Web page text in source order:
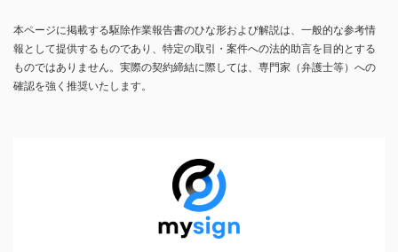
本ページに掲載する駆除作業報告書のひな形および解説は、一般的な参考情
報として提供するものであり、特定の取引・案件への法的助言を目的とする
ものではありません。実際の契約締結に際しては、専門家（弁護士等）への
確認を強く推奨いたします。